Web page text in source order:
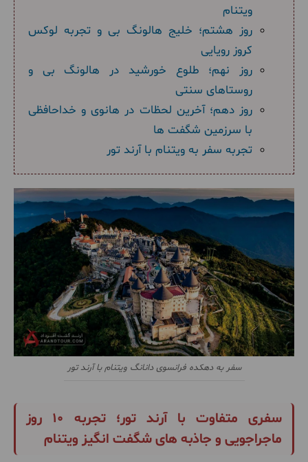
ویتنام
روز هشتم؛ خلیج هالونگ بی و تجربه لوکس
کروز رویایی
روز نهم؛ طلوع خورشید در هالونگ بی و
روستاهای سنتی
روز دهم؛ آخرین لحظات در هانوی و خداحافظی
با سرزمین شگفت ها
تجربه سفر به ویتنام با آرند تور
سفر به دهکده فرانسوی دانانگ ویتنام با آرند تور
سفری متفاوت با آرند تور؛ تجربه 10 روز
ماجراجویی و جاذبه های شگفت انگیز ویتنام